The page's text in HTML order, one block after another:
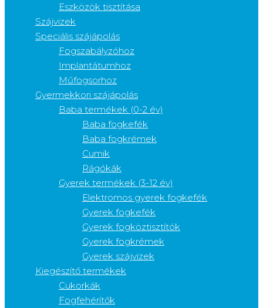
Eszközök tisztítása
Szájvizek
Speciális szájápolás
Fogszabályzóhoz
Implantátumhoz
Műfogsorhoz
Gyermekkori szájápolás
Baba termékek (0-2 év)
Baba fogkefék
Baba fogkrémek
Cumik
Rágókák
Gyerek termékek (3-12 év)
Elektromos gyerek fogkefék
Gyerek fogkefék
Gyerek fogköztisztítók
Gyerek fogkrémek
Gyerek szájvizek
Kiegészítő termékek
Cukorkák
Fogfehérítők